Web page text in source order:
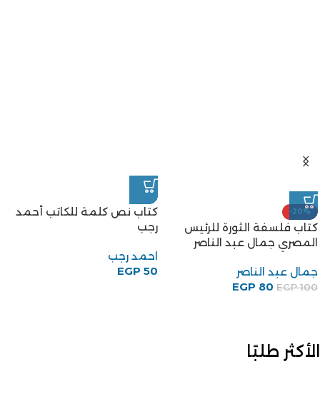
-20%
كتاب فلسفة الثورة للرئيس
المصري جمال عبد الناصر
جمال عبد الناصر
EGP100
EGP 80
كتاب نص كلمة للكاتب أحمد
رجب
احمد رجب
EGP 50
الأكثر طلبًا